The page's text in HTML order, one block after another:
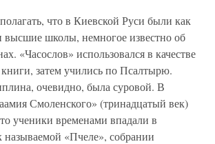
что в Киевской Руси были как
высшие школы, немногое известно об
«Часослов» использовался в качестве
затем учились по Псалтырю.
очевидно, была суровой. В
Смоленского» (тринадцатый век)
ученики временами впадали в
называемой «Пчеле», собрании